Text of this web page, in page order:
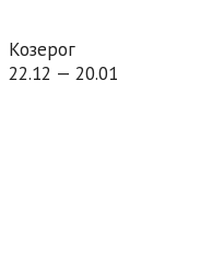
Козерог
22.12 — 20.01